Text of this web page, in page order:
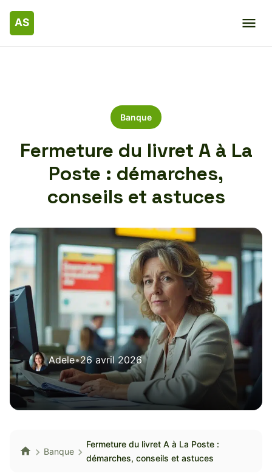
Banque
Fermeture du livret A à La
Poste : démarches,
conseils et astuces
Adele•26 avril 2026
Banque
Fermeture du livret A à La Poste :
démarches, conseils et astuces